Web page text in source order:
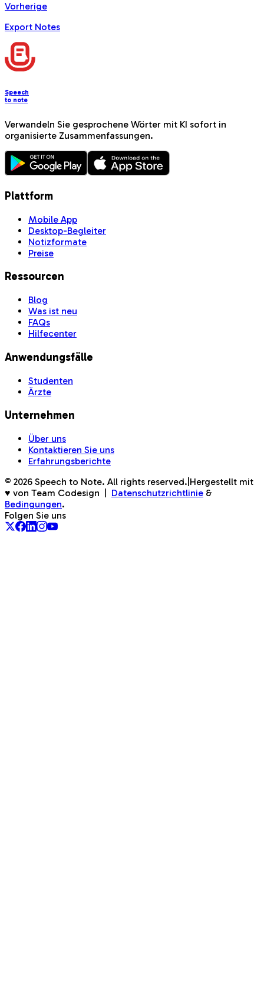
Vorherige
Export Notes
Speech
to note
Verwandeln Sie gesprochene Wörter mit KI sofort in
organisierte Zusammenfassungen.
Plattform
Mobile App
Desktop-Begleiter
Notizformate
Preise
Ressourcen
Blog
Was ist neu
FAQs
Hilfecenter
Anwendungsfälle
Studenten
Ärzte
Unternehmen
Über uns
Kontaktieren Sie uns
Erfahrungsberichte
© 2026 Speech to Note. All rights reserved. Hergestellt mit
♥ von Team Codesign
Datenschutzrichtlinie &
Bedingungen.
Folgen Sie uns